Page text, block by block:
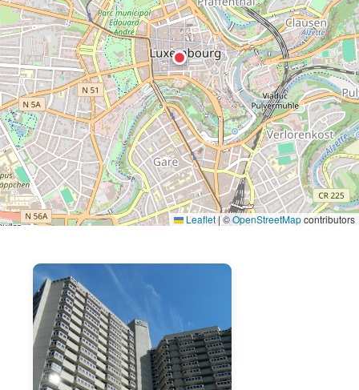
Leaflet|©OpenStreetMapcontributors